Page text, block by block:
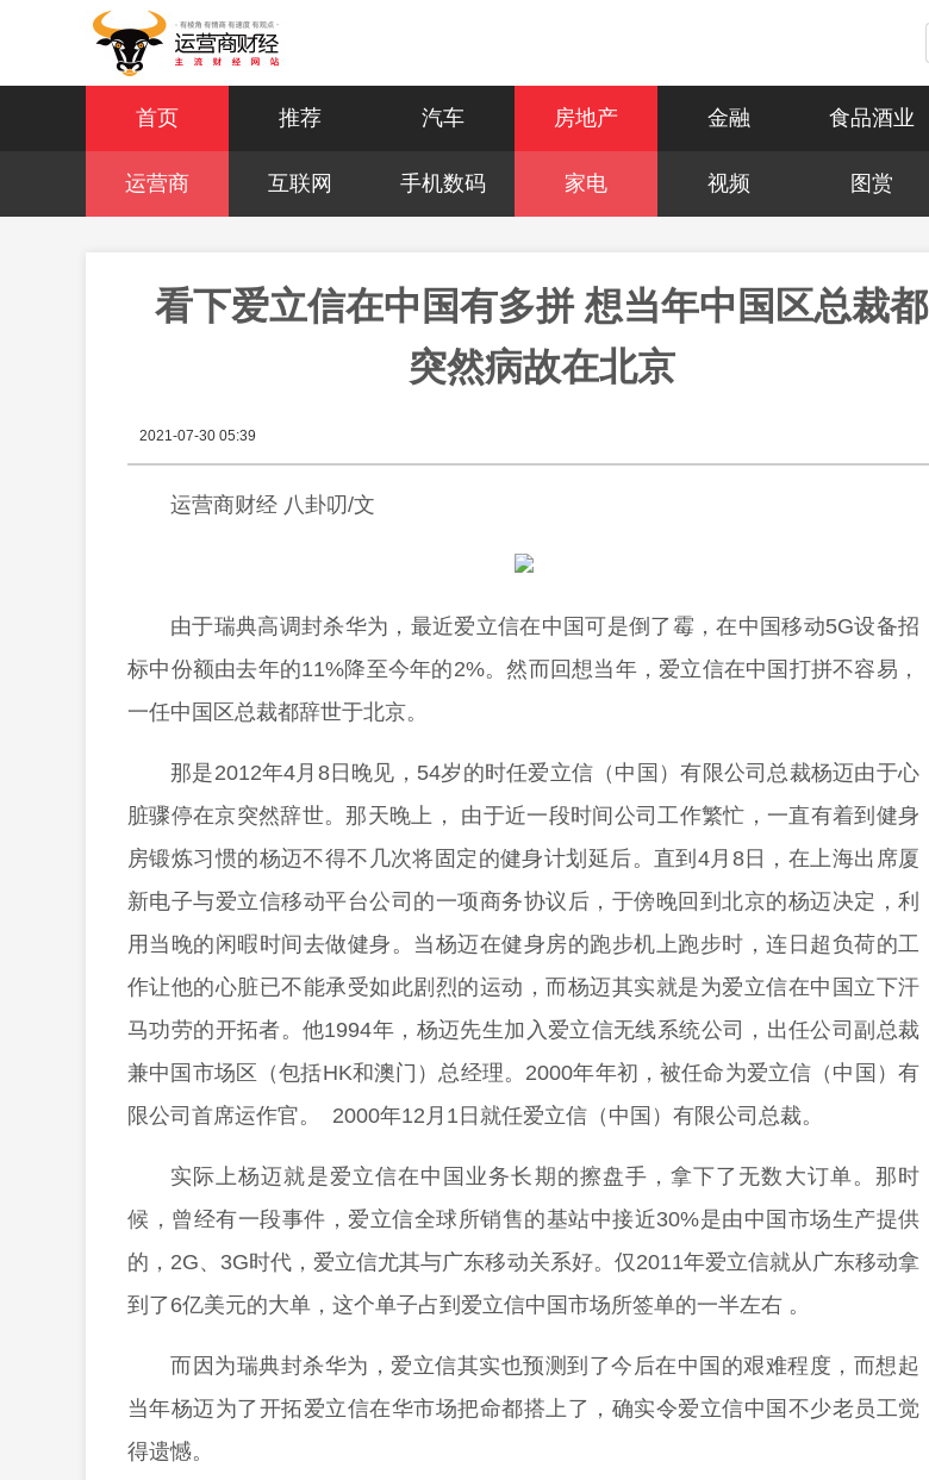
首页 推荐 汽车 房地产 金融 食品酒业
运营商 互联网 手机数码 家电 视频 图赏
看下爱立信在中国有多拼 想当年中国区总裁都
突然病故在北京
2021-07-30 05:39
运营商财经 八卦叨/文
由于瑞典高调封杀华为，最近爱立信在中国可是倒了霉，在中国移动5G设备招
标中份额由去年的11%降至今年的2%。然而回想当年，爱立信在中国打拼不容易，
一任中国区总裁都辞世于北京。
那是2012年4月8日晚见，54岁的时任爱立信（中国）有限公司总裁杨迈由于心
脏骤停在京突然辞世。那天晚上， 由于近一段时间公司工作繁忙，一直有着到健身
房锻炼习惯的杨迈不得不几次将固定的健身计划延后。直到4月8日，在上海出席厦
新电子与爱立信移动平台公司的一项商务协议后，于傍晚回到北京的杨迈决定，利
用当晚的闲暇时间去做健身。当杨迈在健身房的跑步机上跑步时，连日超负荷的工
作让他的心脏已不能承受如此剧烈的运动，而杨迈其实就是为爱立信在中国立下汗
马功劳的开拓者。他1994年，杨迈先生加入爱立信无线系统公司，出任公司副总裁
兼中国市场区（包括HK和澳门）总经理。2000年年初，被任命为爱立信（中国）有
限公司首席运作官。 2000年12月1日就任爱立信（中国）有限公司总裁。
实际上杨迈就是爱立信在中国业务长期的擦盘手，拿下了无数大订单。那时
候，曾经有一段事件，爱立信全球所销售的基站中接近30%是由中国市场生产提供
的，2G、3G时代，爱立信尤其与广东移动关系好。仅2011年爱立信就从广东移动拿
到了6亿美元的大单，这个单子占到爱立信中国市场所签单的一半左右 。
而因为瑞典封杀华为，爱立信其实也预测到了今后在中国的艰难程度，而想起
当年杨迈为了开拓爱立信在华市场把命都搭上了，确实令爱立信中国不少老员工觉
得遗憾。